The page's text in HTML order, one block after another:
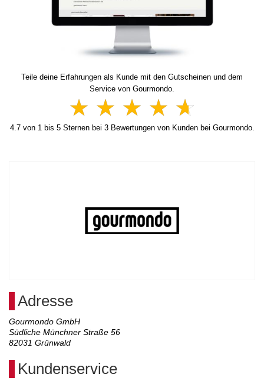
Teile deine Erfahrungen als Kunde mit den Gutscheinen und dem
Service von Gourmondo.
4.7von 1bis 5Sternen bei 3Bewertungen von Kunden bei Gourmondo.
Adresse
Gourmondo GmbH
Südliche Münchner Straße 56
82031 Grünwald
Kundenservice